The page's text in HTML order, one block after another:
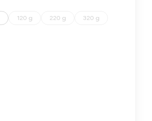
120 g 220 g
320 g